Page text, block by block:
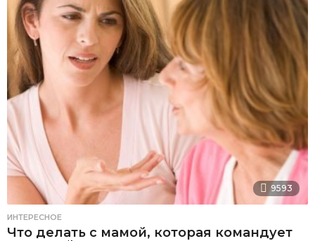
9593
ИНТЕРЕСНОЕ
Что делать с мамой, которая командует